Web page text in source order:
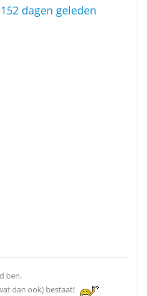
dagen geleden
ben.
dan ook) bestaat!